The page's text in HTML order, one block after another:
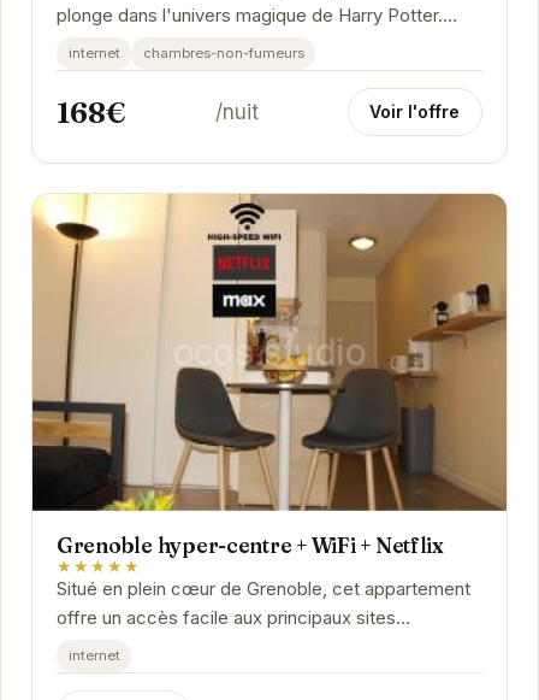
plonge dans l'univers magique de Harry Potter.
Profitez d'un séjour unique dans un cadre...
internet chambres-non-fumeurs
168€ /nuit Voir l'offre
Grenoble hyper-centre + WiFi + Netflix
★★★★★
Situé en plein cœur de Grenoble, cet appartement
offre un accès facile aux principaux sites
touristiques, restaurants et boutiques. Moderne
et...
internet